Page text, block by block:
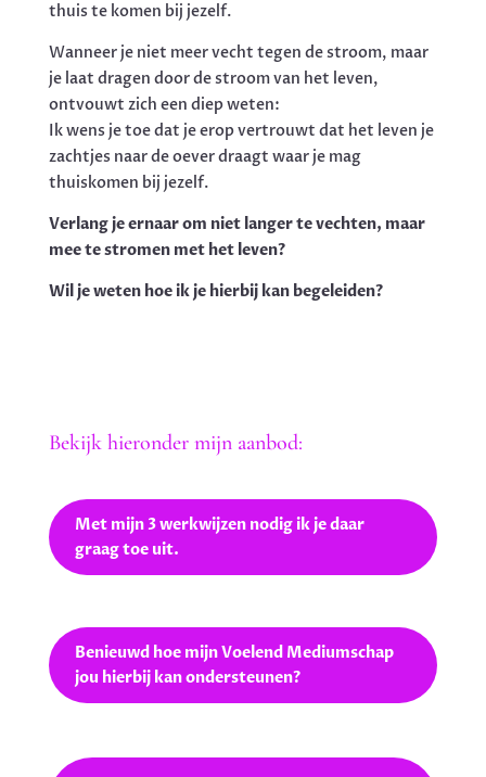
thuis te komen bij jezelf.
Wanneer je niet meer vecht tegen de stroom, maar
je laat dragen door de stroom van het leven,
ontvouwt zich een diep weten:
Ik wens je toe dat je erop vertrouwt dat het leven je
zachtjes naar de oever draagt waar je mag
thuiskomen bij jezelf.
Verlang je ernaar om niet langer te vechten, maar
mee te stromen met het leven?
Wil je weten hoe ik je hierbij kan begeleiden?
Bekijk hieronder mijn aanbod:
Met mijn 3 werkwijzen nodig ik je daar
graag toe uit.
Benieuwd hoe mijn Voelend Mediumschap
jou hierbij kan ondersteunen?